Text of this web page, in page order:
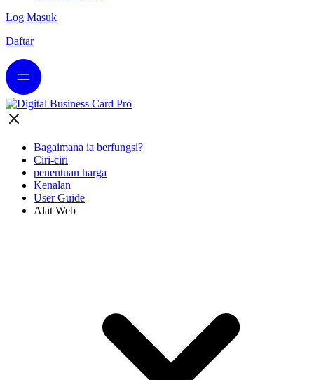
Log Masuk
Daftar
Bagaimana ia berfungsi?
Ciri-ciri
penentuan harga
Kenalan
User Guide
Alat Web